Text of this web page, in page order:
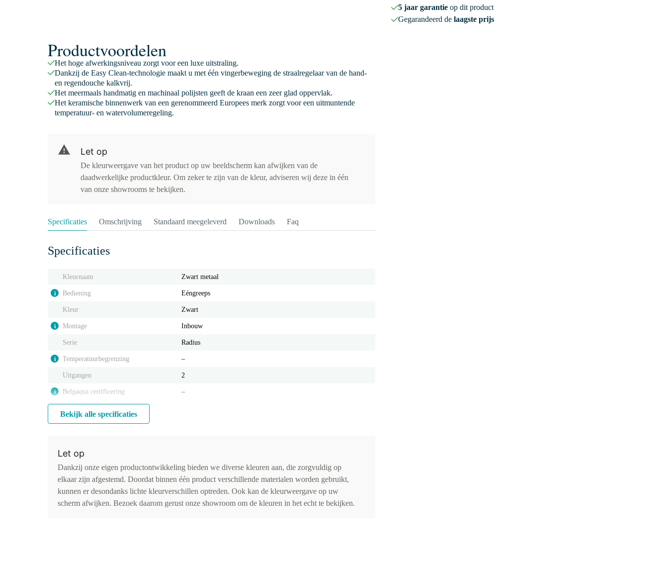
5 jaar garantieop dit product
Gegarandeerd de laagste prijs
Productvoordelen
Het hoge afwerkingsniveau zorgt voor een luxe uitstraling.
Dankzij de Easy Clean-technologie maakt u met één vingerbeweging de straalregelaar van de hand-
en regendouche kalkvrij.
Het meermaals handmatig en machinaal polijsten geeft de kraan een zeer glad oppervlak.
Het keramische binnenwerk van een gerenommeerd Europees merk zorgt voor een uitmuntende
temperatuur- en watervolumeregeling.
Let op
De kleurweergave van het product op uw beeldscherm kan afwijken van de
daadwerkelijke productkleur. Om zeker te zijn van de kleur, adviseren wij deze in één
van onze showrooms te bekijken.
Specificaties Omschrijving Standaard meegeleverd Downloads Faq
Specificaties
Kleurnaam Zwart metaal
i Bediening Eéngreeps
Kleur Zwart
i Montage Inbouw
Serie Radius
i Temperatuurbegrenzing ‒
Uitgangen 2
i Belgaqua certificering ‒
Bekijk alle specificaties
Let op
Dankzij onze eigen productontwikkeling bieden we diverse kleuren aan, die zorgvuldig op
elkaar zijn afgestemd. Doordat binnen één product verschillende materialen worden gebruikt,
kunnen er desondanks lichte kleurverschillen optreden. Ook kan de kleurweergave op uw
scherm afwijken. Bezoek daarom gerust onze showroom om de kleuren in het echt te bekijken.